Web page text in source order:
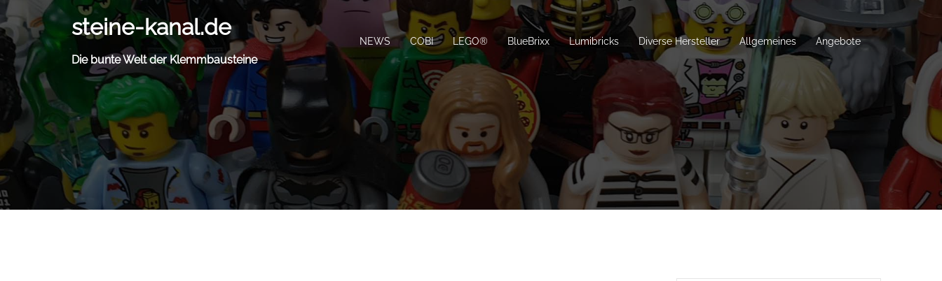
Zum
Inhalt
springen
steine-kanal.de
Die bunte Welt der Klemmbausteine
NEWS COBI LEGO® BlueBrixx Lumibricks Diverse Hersteller Allgemeines Angebote